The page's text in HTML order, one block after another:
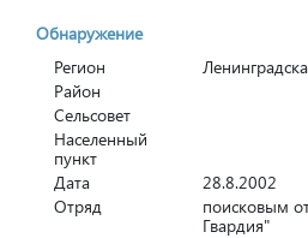
Обнаружение
Регион
Район
Сельсовет
Населенный
пункт
Дата
28.8.2002
Отряд
поисковым
Гвардия"